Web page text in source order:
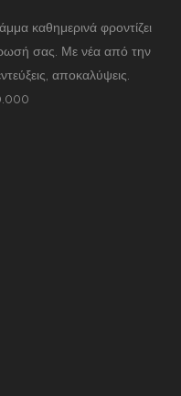
καθημερινά φροντίζει
σας. Με νέα από την
αποκαλύψεις.